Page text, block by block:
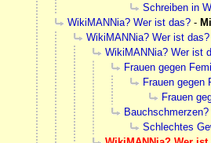
Schreiben in
WikiMANNia? Wer ist das? -
WikiMANNia? Wer ist das?
WikiMANNia? Wer ist
Frauen gegen
Frauen gegen
Frauen
Bauchschmerzen?
Schlechtes